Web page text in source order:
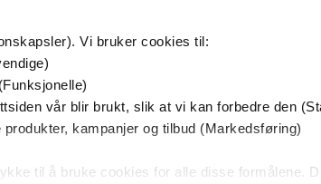
Vi bruker cookies til:
vår blir brukt, slik at vi kan forbedre den
kampanjer og tilbud (Markedsføring)
til å bruke cookies for alle disse formålene.